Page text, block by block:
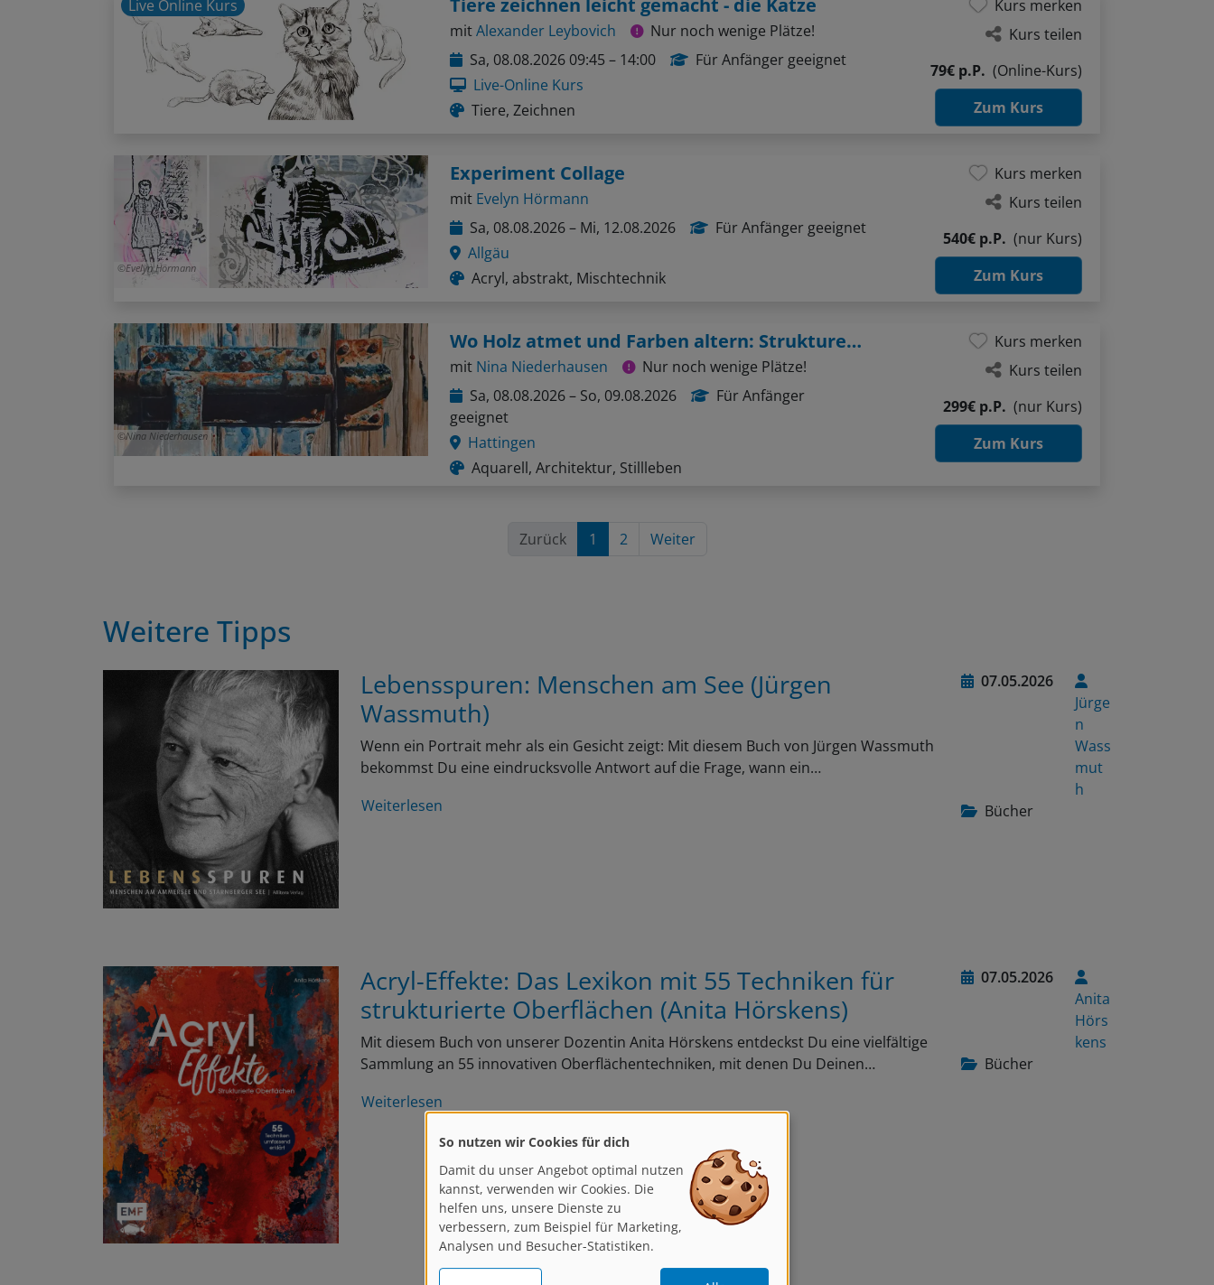
Live Online Kurs Tiere zeichnen leicht gemacht - die Katze
mitAlexander Leybovich
Nur noch wenige Plätze!
Sa, 08.08.2026 09:45 – 14:00
Für Anfänger geeignet
Live-Online Kurs
Tiere, Zeichnen
Kurs merken
Kurs teilen
79€ p.P. (Online-Kurs)
Zum Kurs
Evelyn Hörmann
Experiment Collage
mit Evelyn Hörmann
Sa, 08.08.2026 – Mi, 12.08.2026
Für Anfänger geeignet
Allgäu
Acryl, abstrakt, Mischtechnik
Kurs merken
Kurs teilen
540€ p.P. (nur Kurs)
Zum Kurs
Nina Niederhausen
Wo Holz atmet und Farben altern: Strukturen im Aquarell
mit Nina Niederhausen
Nur noch wenige Plätze!
Sa, 08.08.2026 – So, 09.08.2026
Für Anfänger
geeignet
Hattingen
Aquarell, Architektur, Stillleben
Kurs merken
Kurs teilen
299€ p.P. (nur Kurs)
Zum Kurs
Zurück 1 2 Weiter
Weitere Tipps
07.05.2026
Jürge
n
Wass
mut
h
Bücher
Lebensspuren: Menschen am See (Jürgen
Wassmuth)
Wenn ein Portrait mehr als ein Gesicht zeigt: Mit diesem Buch von Jürgen Wassmuth
bekommst Du eine eindrucksvolle Antwort auf die Frage, wann ein…
Weiterlesen
07.05.2026
Anita
Hörs
kens
Bücher
Acryl-Effekte: Das Lexikon mit 55 Techniken für
strukturierte Oberflächen (Anita Hörskens)
Mit diesem Buch von unserer Dozentin Anita Hörskens entdeckst Du eine vielfältige
Sammlung an 55 innovativen Oberflächentechniken, mit denen Du Deinen…
Weiterlesen
kannst, verwenden wir Cookies. Die
helfen uns, unsere Dienste zu
verbessern, zum Beispiel für Marketing,
Analysen und Besucher-Statistiken.